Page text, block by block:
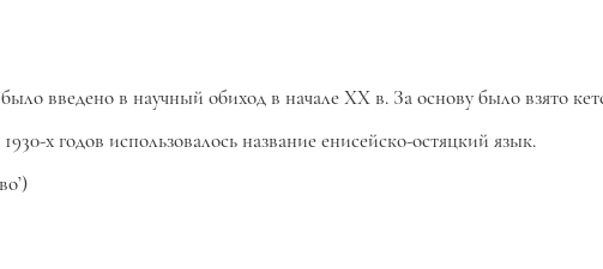
введено в научный обиход в начале XX в. За основу было взято
х годов использовалось названиеенисейско-остяцкий язык.